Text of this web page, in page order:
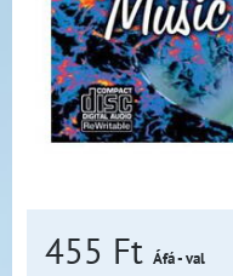
455 Ft Áfá - val